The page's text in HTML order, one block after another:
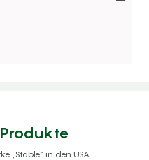
„Stable“ in den USA